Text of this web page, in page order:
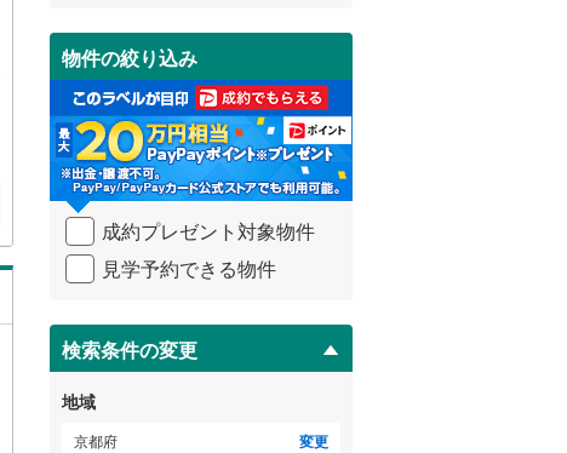
受
け
取
る
・
条
件
を
イ
ペ
ジ
に
保
存
す
る
物件の絞り込み
成約プレゼント対象物件
見学予約できる物件
検索条件の変更
地域
京都府 変更